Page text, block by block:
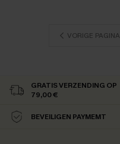
VORIGE PAGINA
GRATIS VERZENDING OP
79,00 €
BEVEILIGEN PAYMEMT